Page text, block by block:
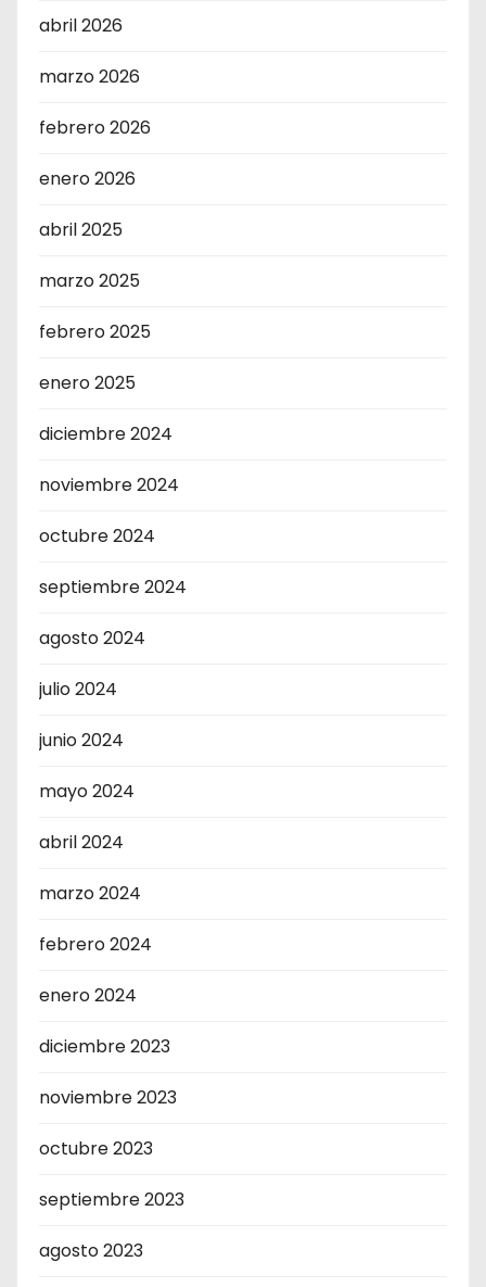
abril 2026
marzo 2026
febrero 2026
enero 2026
abril 2025
marzo 2025
febrero 2025
enero 2025
diciembre 2024
noviembre 2024
octubre 2024
septiembre 2024
agosto 2024
julio 2024
junio 2024
mayo 2024
abril 2024
marzo 2024
febrero 2024
enero 2024
diciembre 2023
noviembre 2023
octubre 2023
septiembre 2023
agosto 2023